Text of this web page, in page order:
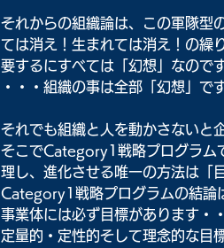
それからの組織論は、この軍隊型
ては消え！生まれては消え！の繰
要するにすべては「幻想」なので
・・・組織の事は全部「幻想」で
それでも組織と人を動かさないと
そこでCategory1戦略プログラム
理し、進化させる唯一の方法は「
Category1戦略プログラムの結論
事業体には必ず目標があります・
定量的・定性的そして理念的な目